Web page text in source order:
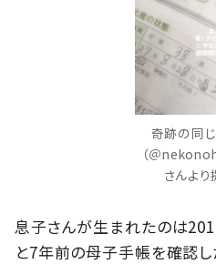
奇跡の同
（＠
さんより
息子さんが生まれたのは
と7年前の母子手帳を確認